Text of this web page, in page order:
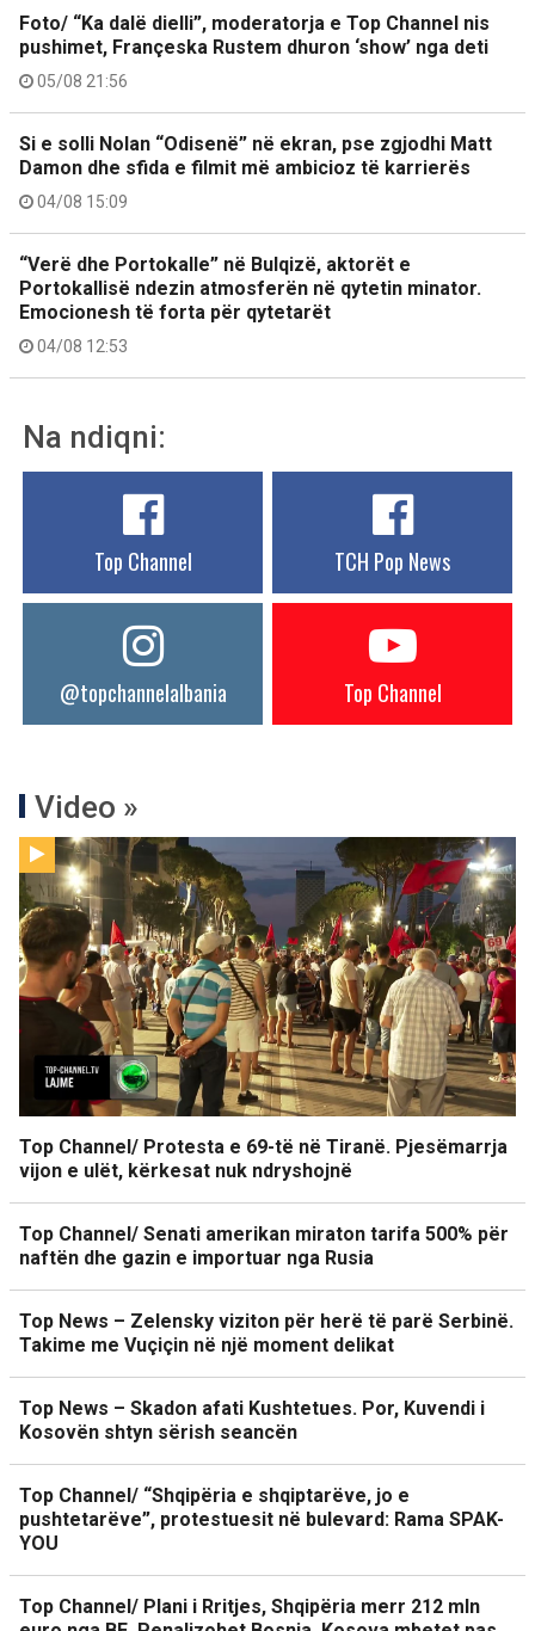
Foto/ “Ka dalë dielli”, moderatorja e Top Channel nis
pushimet, Françeska Rustem dhuron ‘show’ nga deti
05/08 21:56
Si e solli Nolan “Odisenë” në ekran, pse zgjodhi Matt
Damon dhe sfida e filmit më ambicioz të karrierës
04/08 15:09
“Verë dhe Portokalle” në Bulqizë, aktorët e
Portokallisë ndezin atmosferën në qytetin minator.
Emocionesh të forta për qytetarët
04/08 12:53
Na ndiqni:
Top Channel TCH Pop News
@topchannelalbania Top Channel
Video »
Top Channel/ Protesta e 69-të në Tiranë. Pjesëmarrja
vijon e ulët, kërkesat nuk ndryshojnë
Top Channel/ Senati amerikan miraton tarifa 500% për
naftën dhe gazin e importuar nga Rusia
Top News – Zelensky viziton për herë të parë Serbinë.
Takime me Vuçiçin në një moment delikat
Top News – Skadon afati Kushtetues. Por, Kuvendi i
Kosovën shtyn sërish seancën
Top Channel/ “Shqipëria e shqiptarëve, jo e
pushtetarëve”, protestuesit në bulevard: Rama SPAK-
YOU
Top Channel/ Plani i Rritjes, Shqipëria merr 212 mln